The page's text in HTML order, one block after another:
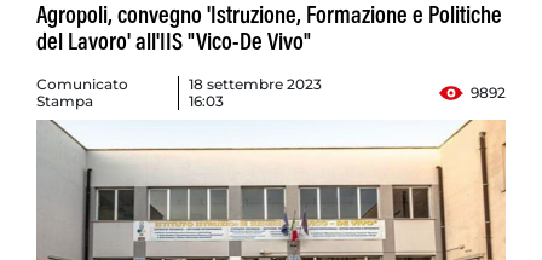
Agropoli, convegno 'Istruzione, Formazione e Politiche
del Lavoro' all'IIS "Vico-De Vivo"
Comunicato
Stampa
18 settembre 2023
16:03
9892